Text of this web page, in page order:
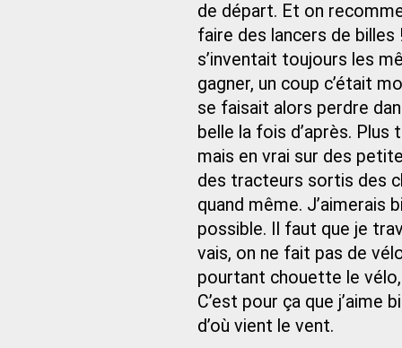
de départ. Et on
faire des lancers de billes
s’inventait toujours les
gagner, un coup c’était
se faisait alors perdre
belle la fois d’après. Plus
mais en vrai sur des
des tracteurs sortis des
quand même. J’aimerais
possible. Il faut que je
vais, on ne fait pas de
pourtant chouette le
C’est pour ça que j’aime
d’où vient le vent.